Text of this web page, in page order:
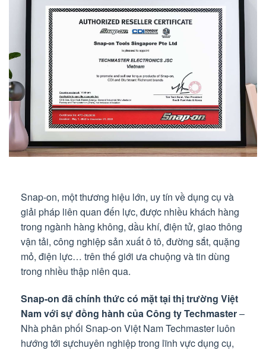
Snap-on, một thương hiệu lớn, uy tín về dụng cụ và
giải pháp liên quan đến lực, được nhiều khách hàng
trong ngành hàng không, dầu khí, điện tử, giao thông
vận tải, công nghiệp sản xuất ô tô, đường sắt, quặng
mỏ, điện lực… trên thế giới ưa chuộng và tin dùng
trong nhiều thập niên qua.
Snap-on đã chính thức có mặt tại thị trường Việt
Nam với sự đồng hành của Công ty Techmaster–
Nhà phân phối Snap-on Việt Nam Techmaster luôn
hướng tới sựchuyên nghiệp trong lĩnh vực dụng cụ,